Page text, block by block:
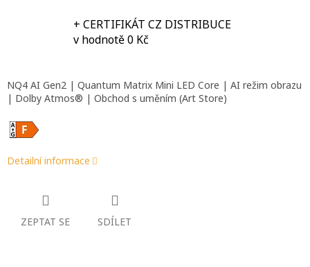
+ CERTIFIKÁT CZ DISTRIBUCE
v hodnotě 0 Kč
NQ4 AI Gen2 | Quantum Matrix Mini LED Core | AI režim obrazu
| Dolby Atmos® | Obchod s uměním (Art Store)
Detailní informace
ZEPTAT SE SDÍLET